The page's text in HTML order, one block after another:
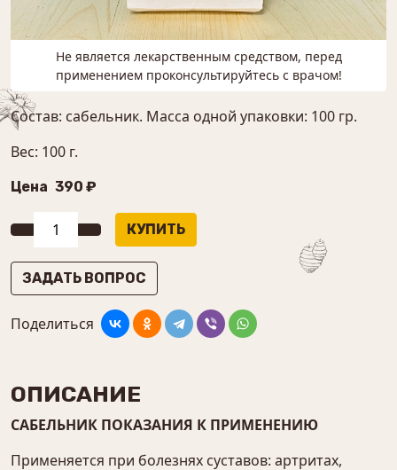
Не является лекарственным средством, перед
применением проконсультируйтесь с врачом!
Состав: сабельник. Масса одной упаковки: 100 гр.
Вес: 100 г.
Цена 390 ₽
ЗАДАТЬ ВОПРОС
Поделиться
ОПИСАНИЕ
САБЕЛЬНИК ПОКАЗАНИЯ К ПРИМЕНЕНИЮ
Применяется при болезнях суставов: артритах,